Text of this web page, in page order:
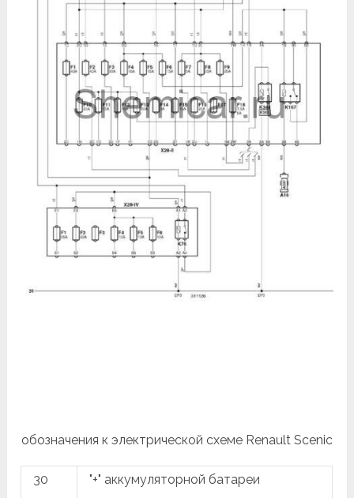
обозначения к электрической схеме Renault Scenic
30 "+" аккумуляторной батареи